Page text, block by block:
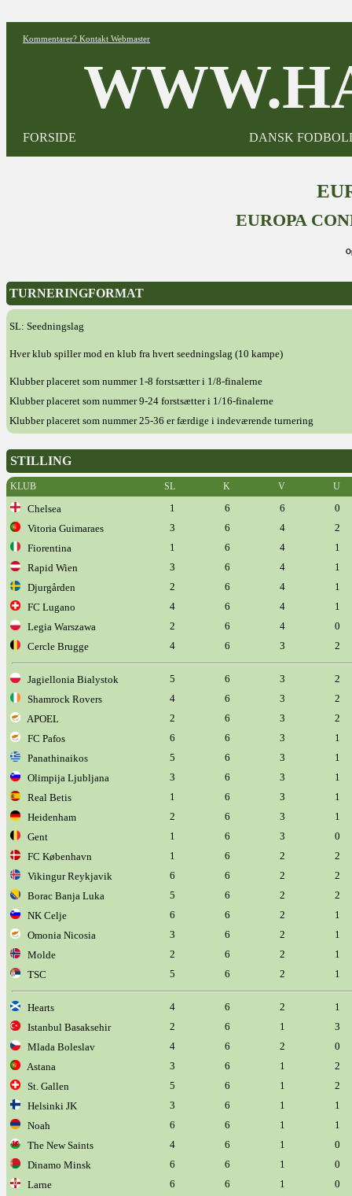
Kommentarer? Kontakt Webmaster
FORSIDE DANSK
EUROPA
TURNERINGFORMAT
SL: Seedningslag
Hver klub spiller mod en klub fra hvert seedningslag (10 kampe)
Klubber placeret som nummer 1-8 forstsætter i 1/8-finalerne
Klubber placeret som nummer 9-24 forstsætter i 1/16-finalerne
Klubber placeret som nummer 25-36 er færdige i indeværende turnering
STILLING
KLUB SL K V U
Chelsea 1 6 6
0
Vitoria Guimaraes
3 6 4
2
Fiorentina
1 6 4
1
Rapid Wien
3 6 4
1
Djurgården
2 6 4
1
FC Lugano
4 6 4
1
Legia Warszawa
2 6 4
0
Cercle Brugge
4 6 3 2
Jagiellonia Bialystok 5 6 3
2
Shamrock Rovers
4 6 3
2
APOEL
2 6 3
2
FC Pafos
6 6 3
1
Panathinaikos
5 6 3
1
Olimpija Ljubljana
3 6 3
1
Real Betis
1 6 3
1
Heidenham
2 6 3
1
Gent
1 6 3
0
FC København
1 6 2
2
Vikingur Reykjavik
6 6 2
2
Borac Banja Luka
5 6 2
2
NK Celje
6 6 2
1
Omonia Nicosia
3 6 2
1
Molde
2 6 2
1
TSC
5 6 2 1
Hearts 4 6 2
1
Istanbul Basaksehir
2 6 1
3
Mlada Boleslav
4 6 2
0
Astana
3 6 1
2
St. Gallen
5 6 1
2
Helsinki JK
3 6 1
1
Noah
6 6 1
1
The New Saints
4 6 1
0
Dinamo Minsk
6 6 1
0
Larne
6 6 1
0